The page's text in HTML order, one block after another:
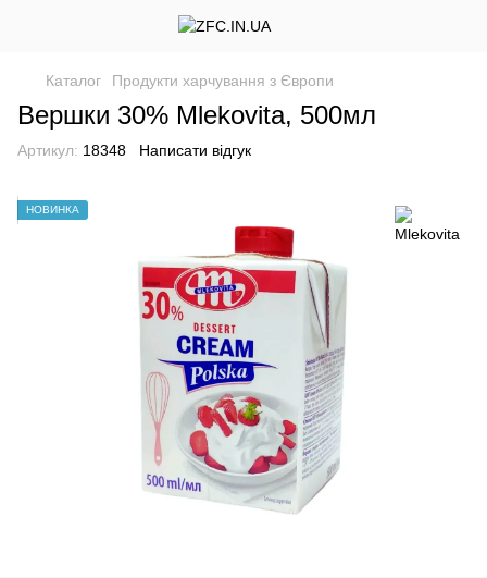
Каталог Продукти харчування з Європи
Вершки 30% Mlekovita, 500мл
Артикул: 18348 Написати відгук
НОВИНКА